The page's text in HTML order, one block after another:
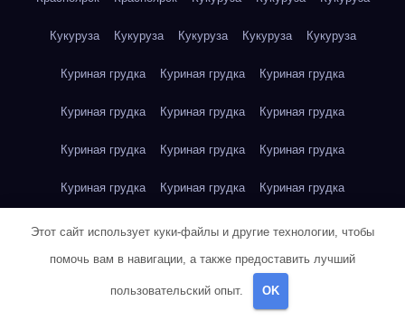
Кукуруза Кукуруза Кукуруза Кукуруза Кукуруза
Куриная грудка Куриная грудка Куриная грудка
Куриная грудка Куриная грудка Куриная грудка
Куриная грудка Куриная грудка Куриная грудка
Куриная грудка Куриная грудка Куриная грудка
Куриная грудка Куриное яйцо Куриное яйцо
Куриное яйцо Куриное яйцо Куриное яйцо Куриное яйцо
Этот сайт использует куки-файлы и другие технологии, чтобы
помочь вам в навигации, а также предоставить лучший
пользовательский опыт. OK